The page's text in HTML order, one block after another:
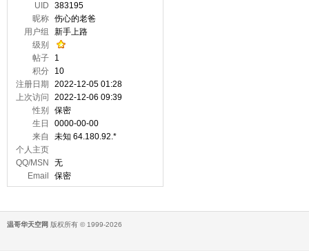
UID
383195
昵称 伤心的老爸
用户组
新手上路
级别
帖子
1
积分
10
注册日期
2022-12-05 01:28
上次访问
2022-12-06 09:39
性别
保密
生日
0000-00-00
来自
未知 64.180.92.*
个人主页
QQ/MSN
无
Email
保密
温哥华天空网 版权所有 © 1999-2026